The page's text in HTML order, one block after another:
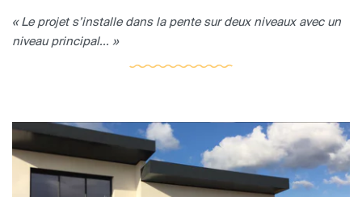
« Le projet s’installe dans la pente sur deux niveaux avec un
niveau principal... »